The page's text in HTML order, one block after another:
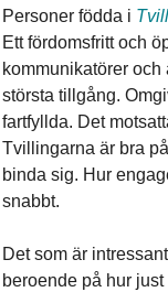
Personer födda i
Ett fördomsfritt och
kommunikatörer
största tillgång.
fartfyllda. Det
Tvillingarna är bra
binda sig. Hur
snabbt.
Det som är
beroende på hur